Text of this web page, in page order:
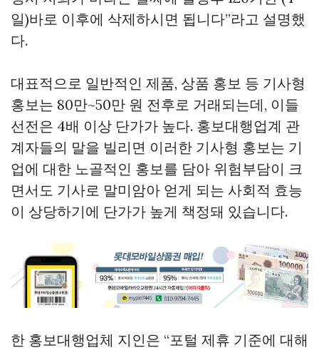
일)바로 이후에 삭제하시면 됩니다”라고 설명했
다.
대표적으로 일반적인 제품, 상품 홍보 등 기사형
홍보는 80만~50만 원 전후로 거래되는데, 이들
선전은 4배 이상 단가가 높다. 홍보대행업계 관
계자들의 말을 빌리면 이러한 기사형 홍보는 기
업에 대한 노골적인 홍보를 담아 위험부담이 크
면서도 기사로 말미암아 얻게 되는 사회적 효능
이 상당하기에 단가가 높게 책정돼 있습니다.
한 홍보대행업체 지인은 “포털 제휴 기준에 대해